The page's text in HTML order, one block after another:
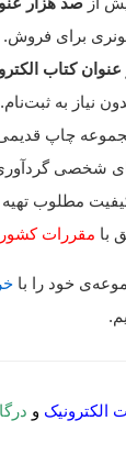
برای فروش.
کتاب
نیاز به ثبت‌نام.
چاپ
شخصی
مطلوب تهیه
با مقررات کشور
خود را با
الکترونیک و